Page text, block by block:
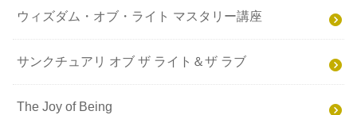
ウィズダム・オブ・ライト マスタリー講座
サンクチュアリ オブ ザ ライト＆ザ ラブ
The Joy of Being